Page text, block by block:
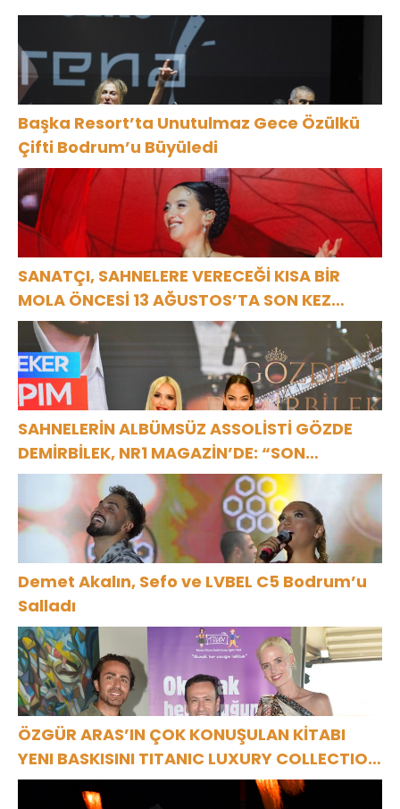
GÖRKEMLİ
GALA
Başka Resort’ta Unutulmaz Gece Özülkü
Çifti Bodrum’u Büyüledi
SANATÇI, SAHNELERE VERECEĞİ KISA BİR
MOLA ÖNCESİ 13 AĞUSTOS’TA SON KEZ
HARBİYE’DE OLACAK!
SAHNELERİN ALBÜMSÜZ ASSOLİSTİ GÖZDE
DEMİRBİLEK, NR1 MAGAZİN’DE: “SON
ASSOLİST OLARAK VAR OLACAĞIM!”
Demet Akalın, Sefo ve LVBEL C5 Bodrum’u
Salladı
ÖZGÜR ARAS’IN ÇOK KONUŞULAN KİTABI
YENI BASKISINI TITANIC LUXURY COLLECTION
BODRUM’DA KUTLADI